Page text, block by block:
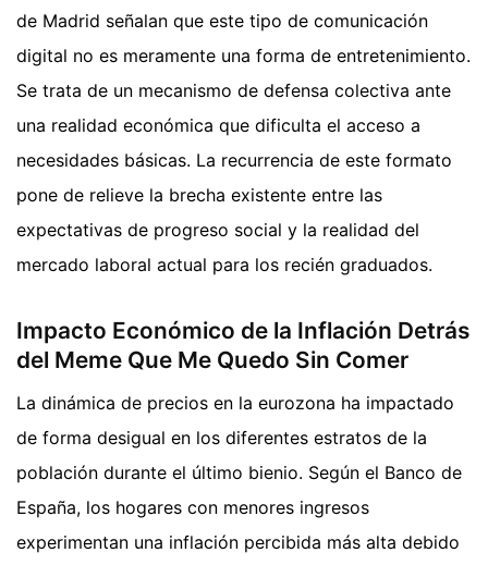
de Madrid señalan que este tipo de comunicación
digital no es meramente una forma de entretenimiento.
Se trata de un mecanismo de defensa colectiva ante
una realidad económica que dificulta el acceso a
necesidades básicas. La recurrencia de este formato
pone de relieve la brecha existente entre las
expectativas de progreso social y la realidad del
mercado laboral actual para los recién graduados.
Impacto Económico de la Inflación Detrás
del Meme Que Me Quedo Sin Comer
La dinámica de precios en la eurozona ha impactado
de forma desigual en los diferentes estratos de la
población durante el último bienio. Según el Banco de
España, los hogares con menores ingresos
experimentan una inflación percibida más alta debido